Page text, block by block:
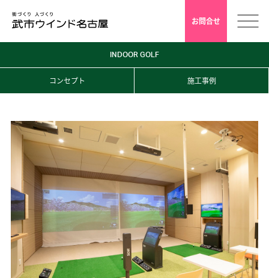
安心クレド
採用情報
店舗デザイン
インドアゴルフ
お問合せ
INDOOR GOLF
コンセプト 施工事例